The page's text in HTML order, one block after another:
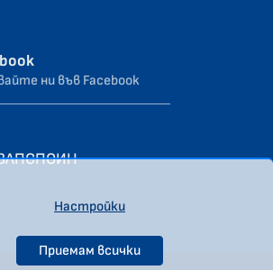
ни във Facebook
Настройки
Приемам всички